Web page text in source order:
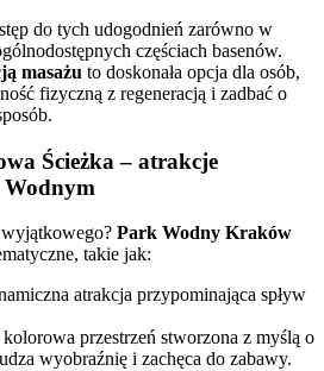
do tych udogodnień zarówno w
częściach basenów.
masażu to doskonała opcja dla osób,
fizyczną z regeneracją i zadbać o
Ścieżka – atrakcje
Wodnym
wyjątkowego? Park Wodny Kraków
takie jak:
atrakcja przypominająca spływ
kolorowa przestrzeń stworzona z myślą o
wyobraźnię i zachęca do zabawy.